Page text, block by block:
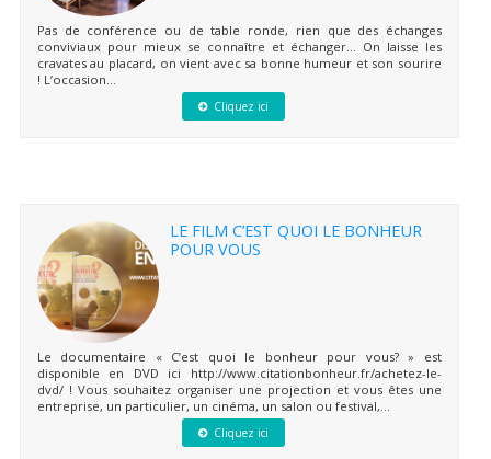
Pas de conférence ou de table ronde, rien que des échanges
conviviaux pour mieux se connaître et échanger… On laisse les
cravates au placard, on vient avec sa bonne humeur et son sourire
! L’occasion...
Cliquez ici
LE FILM C’EST QUOI LE BONHEUR
POUR VOUS
Le documentaire « C’est quoi le bonheur pour vous? » est
disponible en DVD ici http://www.citationbonheur.fr/achetez-le-
dvd/ ! Vous souhaitez organiser une projection et vous êtes une
entreprise, un particulier, un cinéma, un salon ou festival,...
Cliquez ici